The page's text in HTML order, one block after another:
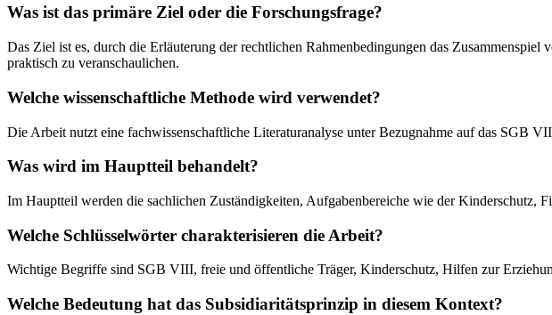
Was ist das primäre Ziel oder die Forschungsfrage?
Das Ziel ist es, durch die Erläuterung der rechtlichen Rahmenbedingungen das
praktisch zu veranschaulichen.
Welche wissenschaftliche Methode wird verwendet?
Die Arbeit nutzt eine fachwissenschaftliche Literaturanalyse unter Bezugnahme auf das SGB
Was wird im Hauptteil behandelt?
Im Hauptteil werden die sachlichen Zuständigkeiten, Aufgabenbereiche wie der Kinderschutz,
Welche Schlüsselwörter charakterisieren die Arbeit?
Wichtige Begriffe sind SGB VIII, freie und öffentliche Träger, Kinderschutz, Hilfen zur
Welche Bedeutung hat das Subsidiaritätsprinzip in diesem Kontext?